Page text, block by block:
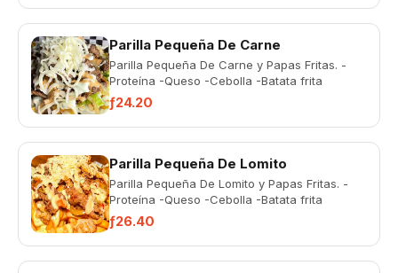
Parilla Pequeña De Carne
Parilla Pequeña De Carne y Papas Fritas. -
Proteína -Queso -Cebolla -Batata frita
ƒ24.20
Parilla Pequeña De Lomito
Parilla Pequeña De Lomito y Papas Fritas. -
Proteína -Queso -Cebolla -Batata frita
ƒ26.40